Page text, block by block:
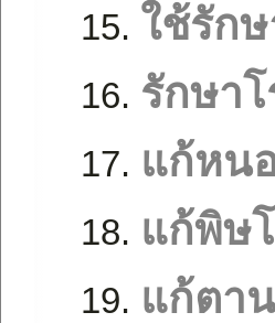
ใช้รัก
รักษา
แก้หน
แก้พิษ
แก้ตา